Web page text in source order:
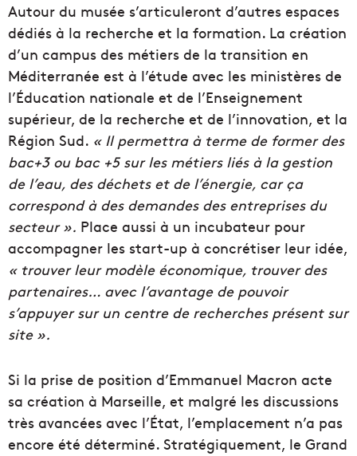
Autour du musée s’articuleront d’autres espaces
dédiés à la recherche et la formation. La création
d’un campus des métiers de la transition en
Méditerranée est à l’étude avec les ministères de
l’Éducation nationale et de l’Enseignement
supérieur, de la recherche et de l’innovation, et la
Région Sud. « Il permettra à terme de former des
bac+3 ou bac +5 sur les métiers liés à la gestion
de l’eau, des déchets et de l’énergie, car ça
correspond à des demandes des entreprises du
secteur ». Place aussi à un incubateur pour
accompagner les start-up à concrétiser leur idée,
« trouver leur modèle économique, trouver des
partenaires… avec l’avantage de pouvoir
s’appuyer sur un centre de recherches présent sur
site ».
Si la prise de position d’Emmanuel Macron acte
sa création à Marseille, et malgré les discussions
très avancées avec l’État, l’emplacement n’a pas
encore été déterminé. Stratégiquement, le Grand